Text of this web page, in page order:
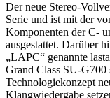
Der neue Stereo-
Serie und ist mit der
Komponenten der C-
ausgestattet. Darüber
„LAPC“ genannte
Grand Class SU-
Technologiekonzept
Klangwiedergabe